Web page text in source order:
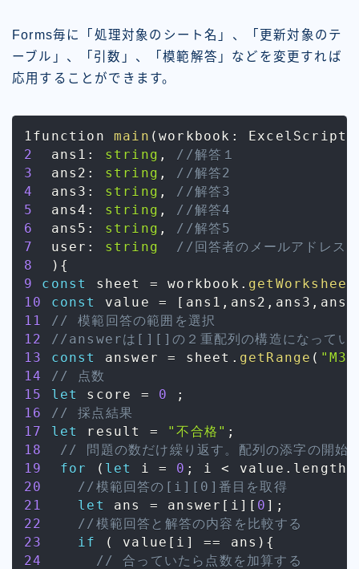
Forms毎に「 処理対象のシート名 」、「 更新対象のテ
ーブル 」、「 引数 」、「模範解答 」などを変更すれば
応用することができます。
1function main (workbook : ExcelScript
2
  ans1
: string ,
//解答１
3
  ans2
: string ,
//解答2
4
  ans3
: string ,
//解答3
5
  ans4
: string ,
//解答4
6
  ans5
: string ,
//解答5
7
  user
: string
//回答者のメールアドレス
8
) {
9
const sheet = workbook . getWorksheet
10
const value = [ ans1 , ans2 , ans3 , ans4
11
// 模範回答の範囲を選択
12
//answerは[][]の２重配列の構造になってい
13
const answer = sheet . getRange (
14
// 点数
15
let score = 0
;
16
// 採点結果
17
let result = "不合格" ;
18
// 問題の数だけ繰り返す。配列の添字の開始
19
for ( let i = 0 ; i < value . length
20
//模範回答の[i][0]番目を取得
21
let ans = answer [ i ] [ 0 ] ;
22
//模範回答と解答の内容を比較する
23
if ( value [ i ] == ans ) {
24
// 合っていたら点数を加算する